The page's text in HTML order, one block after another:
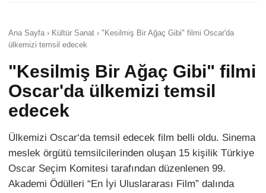
Ana Sayfa › Kültür Sanat › "Kesilmiş Bir Ağaç Gibi" filmi Oscar'da
ülkemizi temsil edecek
"Kesilmiş Bir Ağaç Gibi" filmi
Oscar'da ülkemizi temsil
edecek
Ülkemizi Oscar‘da temsil edecek film belli oldu. Sinema
meslek örgütü temsilcilerinden oluşan 15 kişilik Türkiye
Oscar Seçim Komitesi tarafından düzenlenen 99.
Akademi Ödülleri “En İyi Uluslararası Film” dalında